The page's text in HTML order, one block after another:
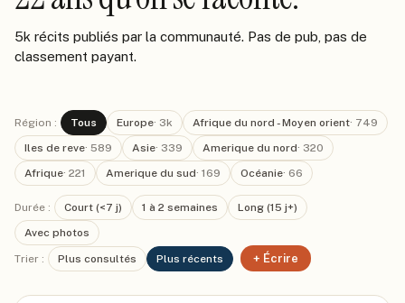
5k récits publiés par la communauté. Pas de pub, pas de
classement payant.
Région : Tous Europe· 3k Afrique du nord - Moyen orient· 749
Iles de reve· 589 Asie· 339 Amerique du nord· 320
Afrique· 221 Amerique du sud· 169 Océanie· 66
Durée : Court (<7 j) 1 à 2 semaines
Long (15 j+)
Avec photos
Trier : Plus consultés Plus récents + Écrire
mariondakar42